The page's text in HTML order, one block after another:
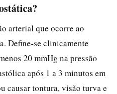
arterial que ocorre ao
Define-se clinicamente
20 mmHg na pressão
após 1 a 3 minutos em
causar tontura, visão turva e